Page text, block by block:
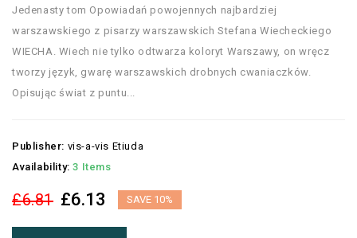
Jedenasty tom Opowiadań powojennych najbardziej
warszawskiego z pisarzy warszawskich Stefana Wiecheckiego
WIECHA. Wiech nie tylko odtwarza koloryt Warszawy, on wręcz
tworzy język, gwarę warszawskich drobnych cwaniaczków.
Opisując świat z puntu...
Publisher: vis-a-vis Etiuda
Availability: 3 Items
£6.81 £6.13 SAVE 10%